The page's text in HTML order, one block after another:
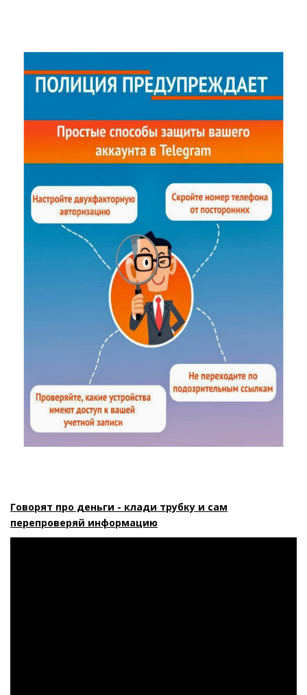
Говорят про деньги - клади трубку и сам
перепроверяй информацию